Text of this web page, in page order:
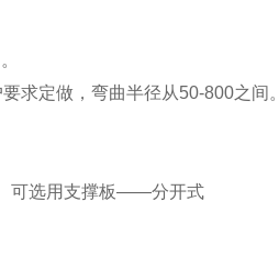
求定做，弯曲半径从50-800之间。
可选用支撑板——分开式